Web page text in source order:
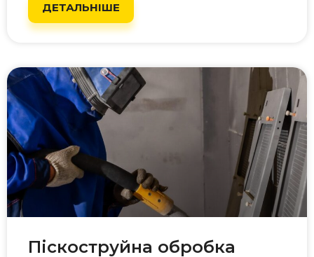
ДЕТАЛЬНІШЕ
Піскоструйна обробка